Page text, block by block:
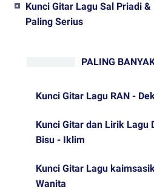
Kunci Gitar Lagu Sal Priadi
Paling Serius
PALING
Kunci Gitar Lagu RAN -
Kunci Gitar dan Lirik Lagu
Bisu - Iklim
Kunci Gitar Lagu
Wanita